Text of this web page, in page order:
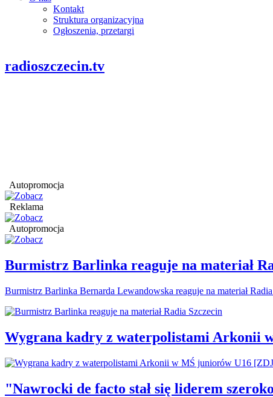
Kontakt
Struktura organizacyjna
Ogłoszenia, przetargi
radioszczecin.tv
Autopromocja
Reklama
Autopromocja
Burmistrz Barlinka reaguje na materiał
Burmistrz Barlinka Bernarda Lewandowska reaguje na materiał
Wygrana kadry z waterpolistami Arkonii
"Nawrocki de facto stał się liderem